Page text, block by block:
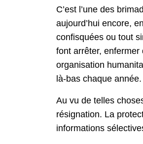
C’est l’une des
aujourd’hui encore,
confisquées ou tout
font arrêter, enfermer
organisation
là-bas chaque année.
Au vu de telles
résignation. La
informations